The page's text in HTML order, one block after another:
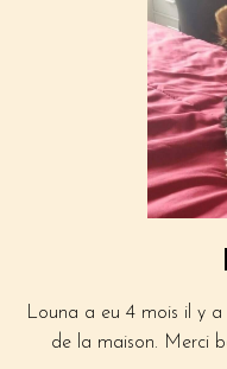
Louna a eu 4 mois il y a
de la maison. Merci